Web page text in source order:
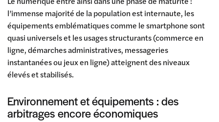
l’immense majorité de la population est internaute, les
équipements emblématiques comme le smartphone sont
quasi universels et les usages structurants (commerce en
ligne, démarches administratives, messageries
instantanées ou jeux en ligne) atteignent des niveaux
élevés et stabilisés.
Environnement et équipements : des
arbitrages encore économiques